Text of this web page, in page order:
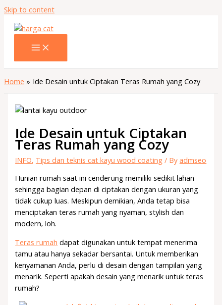
Skip to content
Home Ide Desain untuk Ciptakan Teras Rumah yang Cozy
Ide Desain untuk Ciptakan
Teras Rumah yang Cozy
INFO, Tips dan teknis cat kayu wood coating / Byadmseo
Hunian rumah saat ini cenderung memiliki sedikit lahan
sehingga bagian depan di ciptakan dengan ukuran yang
tidak cukup luas. Meskipun demikian, Anda tetap bisa
menciptakan teras rumah yang nyaman, stylish dan
modern, loh.
Teras rumah dapat digunakan untuk tempat menerima
tamu atau hanya sekadar bersantai. Untuk memberikan
kenyamanan Anda, perlu di desain dengan tampilan yang
menarik. Seperti apakah desain yang menarik untuk teras
rumah?